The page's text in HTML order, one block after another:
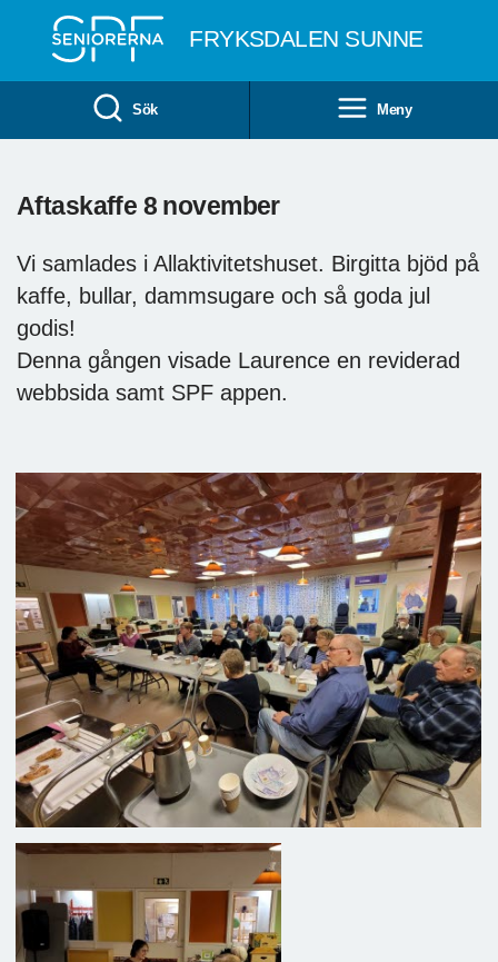
FRYKSDALEN SUNNE
Sök Meny
Aftaskaffe 8 november
Vi samlades i Allaktivitetshuset. Birgitta bjöd på
kaffe, bullar, dammsugare och så goda jul
godis!
Denna gången visade Laurence en reviderad
webbsida samt SPF appen.